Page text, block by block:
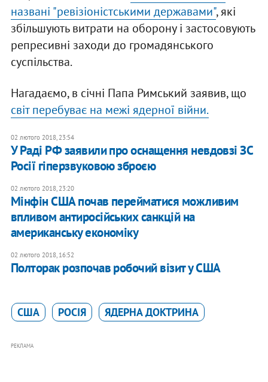
названі "ревізіоністськими державами", які
збільшують витрати на оборону і застосовують
репресивні заходи до громадянського
суспільства.
Нагадаємо, в січні Папа Римський заявив, що
світ перебуває на межі ядерної війни.
02 лютого 2018, 23:54
У Раді РФ заявили про оснащення невдовзі ЗС
Росії гіперзвуковою зброєю
02 лютого 2018, 23:20
Мінфін США почав перейматися можливим
впливом антиросійських санкцій на
американську економіку
02 лютого 2018, 16:52
Полторак розпочав робочий візит у США
США РОСІЯ ЯДЕРНА ДОКТРИНА
РЕКЛАМА